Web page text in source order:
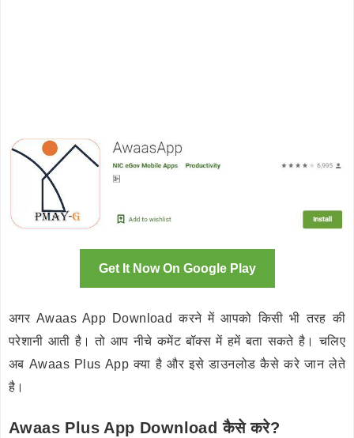
Get It Now On Google Play
अगर Awaas App Download करने में आपको किसी भी तरह की
परेशानी आती है। तो आप नीचे कमेंट बॉक्स में हमें बता सकते है। चलिए
अब Awaas Plus App क्या है और इसे डाउनलोड कैसे करे जान लेते
है।
Awaas Plus App Download कैसे करे?